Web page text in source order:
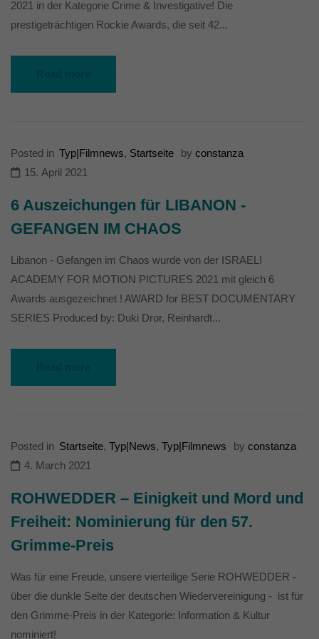
2021 in der Kategorie Crime & Investigative! Die
prestigeträchtigen Rockie Awards, die seit 42...
Posted in Typ|Filmnews, Startseite by constanza
15. April 2021
6 Auszeichungen für LIBANON -
GEFANGEN IM CHAOS
Libanon - Gefangen im Chaos wurde von der ISRAELI
ACADEMY FOR MOTION PICTURES 2021 mit gleich 6
Awards ausgezeichnet ! AWARD for BEST DOCUMENTARY
SERIES Produced by: Duki Dror, Reinhardt...
Posted in Startseite, Typ|News, Typ|Filmnews by constanza
4. March 2021
ROHWEDDER – Einigkeit und Mord und
Freiheit: Nominierung für den 57.
Grimme-Preis
Was für eine Freude, unsere vierteilige Serie ROHWEDDER -
über die dunkle Seite der deutschen Wiedervereinigung - ist für
den Grimme-Preis in der Kategorie: Information & Kultur
nominiert!
die einwandfreie Funktion der Website erforderlich.
Cookie-Informationen anzeigen
powered by Borlabs Cookie